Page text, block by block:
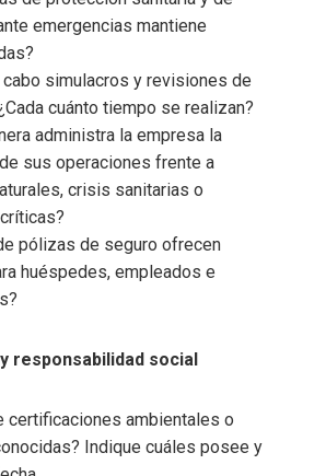
emergencias mantiene
cabo simulacros y revisiones de
cuánto tiempo se realizan?
administra la empresa la
sus operaciones frente a
crisis sanitarias o
pólizas de seguro ofrecen
huéspedes, empleados e
responsabilidad social
certificaciones ambientales o
Indique cuáles posee y